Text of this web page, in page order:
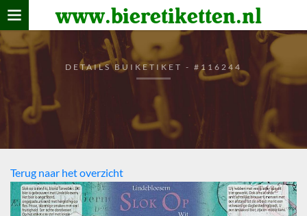
www.bieretiketten.nl
Home
verzamelen
De bierkaart
Bezoekers
DETAILS BUIKETIKET - #116244
Terug naar het overzicht